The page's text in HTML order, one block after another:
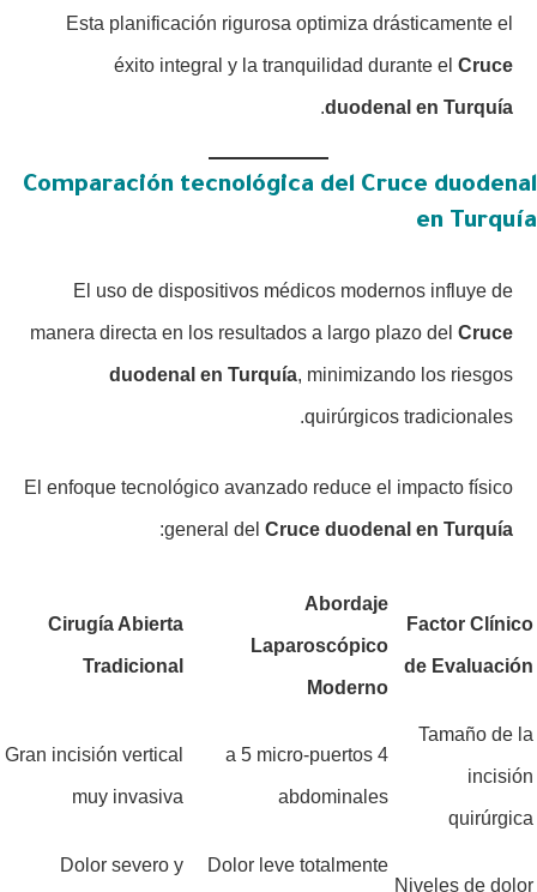
Esta planificación rigurosa optimiza drásticamente el
éxito integral y la tranquilidad durante el Cruce
duodenal en Turquía
.
Comparación tecnológica del Cruce duodenal
en Turquía
El uso de dispositivos médicos modernos influye de
manera directa en los resultados a largo plazo del Cruce
duodenal en Turquía, minimizando los riesgos
quirúrgicos tradicionales.
El enfoque tecnológico avanzado reduce el impacto físico
general del Cruce duodenal en Turquía
:
Factor Clínico
de Evaluación
Abordaje
Laparoscópico
Moderno
Cirugía Abierta
Tradicional
Tamaño de la
incisión
quirúrgica
4 a 5 micro-puertos
abdominales
Gran incisión vertical
muy invasiva
Niveles de dolor
Dolor leve totalmente
Dolor severo y